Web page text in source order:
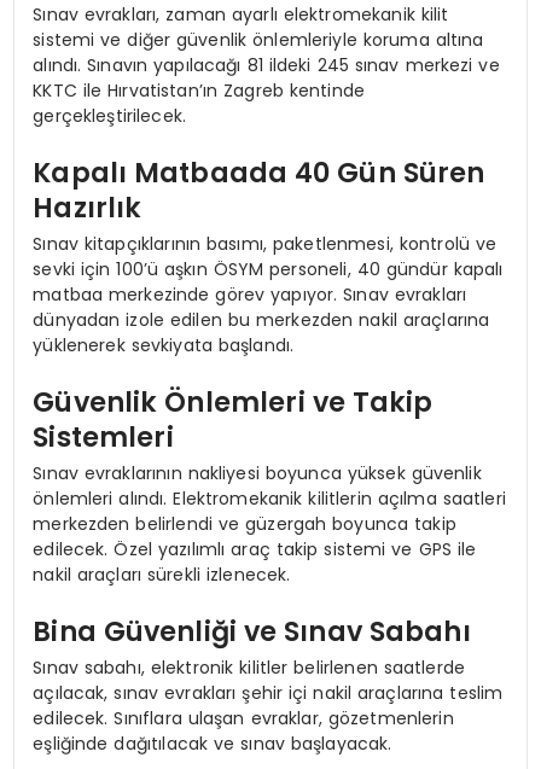
Sınav evrakları, zaman ayarlı elektromekanik kilit
sistemi ve diğer güvenlik önlemleriyle koruma altına
alındı. Sınavın yapılacağı 81 ildeki 245 sınav merkezi ve
KKTC ile Hırvatistan’ın Zagreb kentinde
gerçekleştirilecek.
Kapalı Matbaada 40 Gün Süren
Hazırlık
Sınav kitapçıklarının basımı, paketlenmesi, kontrolü ve
sevki için 100’ü aşkın ÖSYM personeli, 40 gündür kapalı
matbaa merkezinde görev yapıyor. Sınav evrakları
dünyadan izole edilen bu merkezden nakil araçlarına
yüklenerek sevkiyata başlandı.
Güvenlik Önlemleri ve Takip
Sistemleri
Sınav evraklarının nakliyesi boyunca yüksek güvenlik
önlemleri alındı. Elektromekanik kilitlerin açılma saatleri
merkezden belirlendi ve güzergah boyunca takip
edilecek. Özel yazılımlı araç takip sistemi ve GPS ile
nakil araçları sürekli izlenecek.
Bina Güvenliği ve Sınav Sabahı
Sınav sabahı, elektronik kilitler belirlenen saatlerde
açılacak, sınav evrakları şehir içi nakil araçlarına teslim
edilecek. Sınıflara ulaşan evraklar, gözetmenlerin
eşliğinde dağıtılacak ve sınav başlayacak.